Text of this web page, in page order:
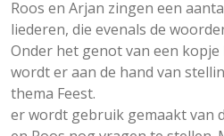
Roos en Arjan zingen een
liederen, die evenals de
Onder het genot van een
wordt er aan de hand van
thema Feest.
er wordt gebruik gemaakt van